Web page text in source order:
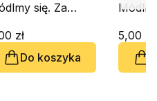
się. Za
zł
Do koszyka
5,00 zł